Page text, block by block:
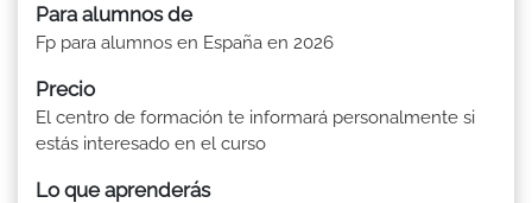
Para alumnos de
Fp para alumnos en España en 2026
Precio
El centro de formación te informará personalmente si
estás interesado en el curso
Lo que aprenderás